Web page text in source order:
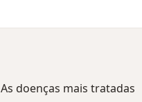
As doenças mais tratadas